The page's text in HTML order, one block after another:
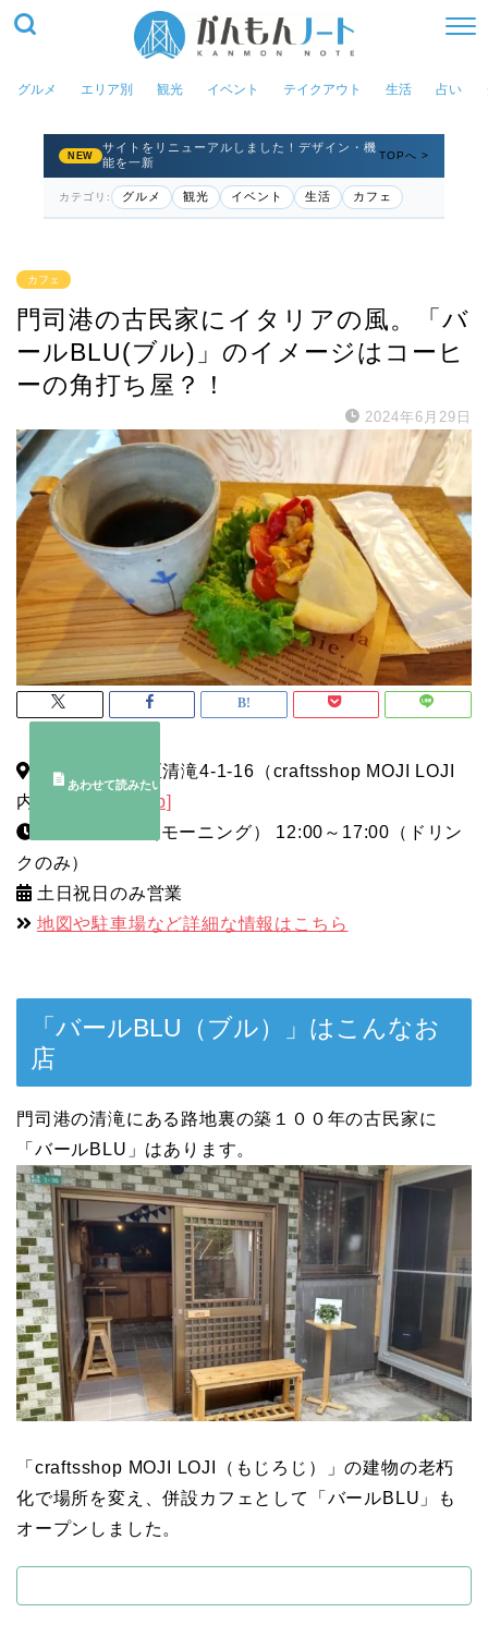
グルメ エリア別 観光 イベント テイクアウト 生活 占い
NEW
サイトをリニューアルしました！デザイン・機
能を一新
TOPへ >
カテゴリ: グルメ 観光 イベント 生活 カフェ
カフェ
門司港の古民家にイタリアの風。「バ
ールBLU(ブル)」のイメージはコーヒ
ーの角打ち屋？！
2024年6月29日
北九州市門司区清滝4-1-16（craftsshop MOJI LOJI
内）
[Google Map]
8:00～11:00（モーニング） 12:00～17:00（ドリン
クのみ）
土日祝日のみ営業
地図や駐車場など詳細な情報はこちら
「バールBLU（ブル）」はこんなお
店
門司港の清滝にある路地裏の築１００年の古民家に
「バールBLU」はあります。
「craftsshop MOJI LOJI（もじろじ）」の建物の老朽
化で場所を変え、併設カフェとして「バールBLU」も
オープンしました。